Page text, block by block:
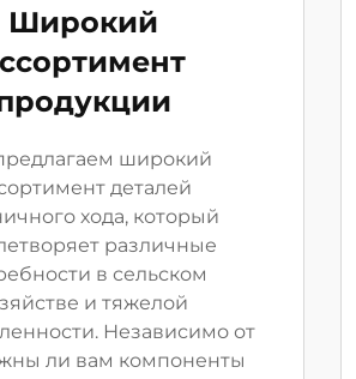
Широкий
широкий
деталей
хода, который
различные
в сельском
и тяжелой
Независимо от
ли вам компоненты